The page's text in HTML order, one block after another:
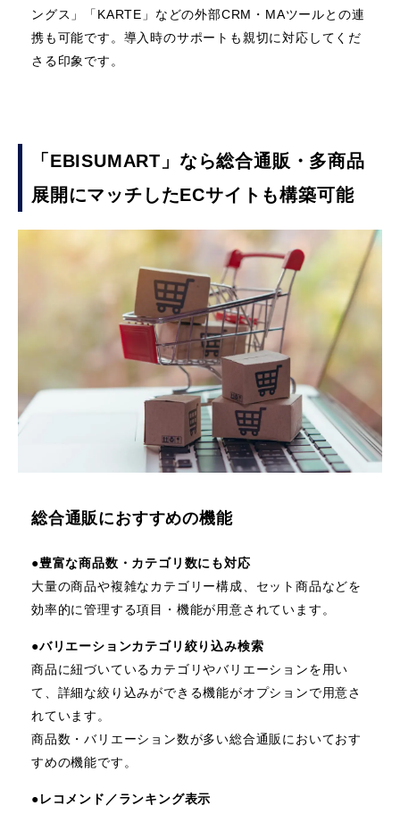
ングス」「KARTE」などの外部CRM・MAツールとの連
携も可能です。導入時のサポートも親切に対応してくだ
さる印象です。
「EBISUMART」なら総合通販・多商品
展開にマッチしたECサイトも構築可能
総合通販におすすめの機能
●豊富な商品数・カテゴリ数にも対応
大量の商品や複雑なカテゴリー構成、セット商品などを
効率的に管理する項目・機能が用意されています。
●バリエーションカテゴリ絞り込み検索
商品に紐づいているカテゴリやバリエーションを用い
て、詳細な絞り込みができる機能がオプションで用意さ
れています。
商品数・バリエーション数が多い総合通販においておす
すめの機能です。
●レコメンド／ランキング表示